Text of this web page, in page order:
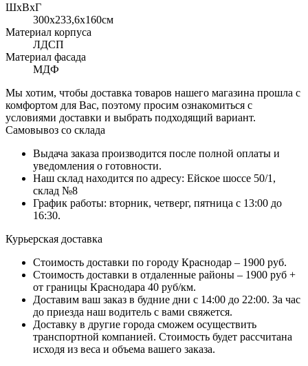
ШхВхГ
300x233,6х160см
Материал корпуса
ЛДСП
Материал фасада
МДФ
Мы хотим, чтобы доставка товаров нашего магазина прошла с
комфортом для Вас, поэтому просим ознакомиться с
условиями доставки и выбрать подходящий вариант.
Самовывоз со склада
Выдача заказа производится после полной оплаты и
уведомления о готовности.
Наш склад находится по адресу: Ейское шоссе 50/1,
склад №8
График работы: вторник, четверг, пятница с 13:00 до
16:30.
Курьерская доставка
Стоимость доставки по городу Краснодар – 1900 руб.
Стоимость доставки в отдаленные районы – 1900 руб +
от границы Краснодара 40 руб/км.
Доставим ваш заказ в будние дни с 14:00 до 22:00. За час
до приезда наш водитель с вами свяжется.
Доставку в другие города сможем осуществить
транспортной компанией. Стоимость будет рассчитана
исходя из веса и объема вашего заказа.